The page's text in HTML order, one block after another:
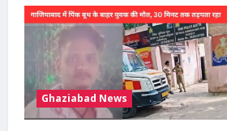
मोदीनगर
में
सरकारी
जमीन
से
अवैध
कब्जा
हटाया,
प्रशासन
Ghaziabad News